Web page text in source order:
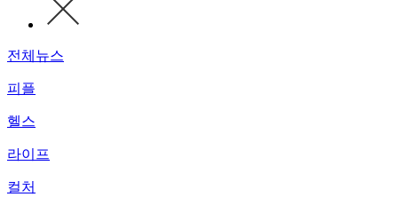
전체뉴스
피플
헬스
라이프
컬처